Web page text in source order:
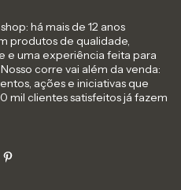
há mais de 12 anos
produtos de qualidade,
e uma experiência feita para
corre vai além da venda:
ações e iniciativas que
mil clientes satisfeitos já fazem